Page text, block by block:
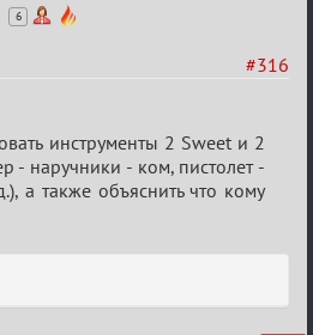
6
#316
инструменты 2 Sweet и 2
- наручники - ком, пистолет -
а также объяснить что кому